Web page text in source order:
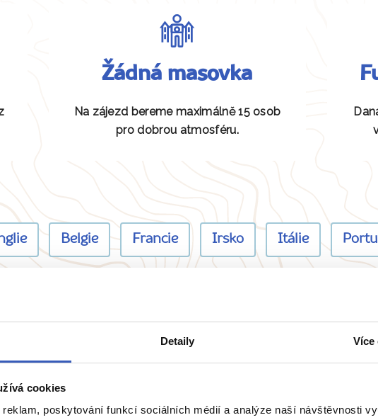
Detaily Více
cookies
reklam, poskytování funkcí sociálních médií a analýze naší návštěvnosti
Žádná masovka
Na zájezd bereme maximálně 15 osob
pro dobrou atmosféru.
Belgie Francie Irsko Itálie
majitele? Napište